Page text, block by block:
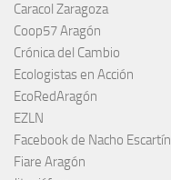
Caracol Zaragoza
Coop57 Aragón
Crónica del Cambio
Ecologistas en Acción
EcoRedAragón
EZLN
Facebook de Nacho Escartín
Fiare Aragón